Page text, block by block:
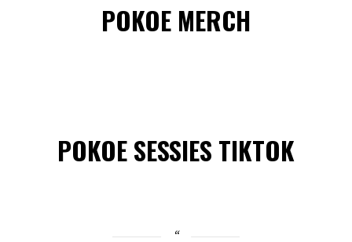
POKOE MERCH
POKOE SESSIES TIKTOK